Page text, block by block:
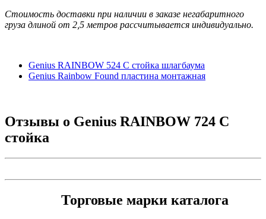
Стоимость доставки при наличии в заказе негабаритного
груза длиной от 2,5 метров рассчитывается индивидуально.
Genius RAINBOW 524 C стойка шлагбаума
Genius Rainbow Found пластина монтажная
Отзывы о Genius RAINBOW 724 C
стойка
Торговые марки каталога